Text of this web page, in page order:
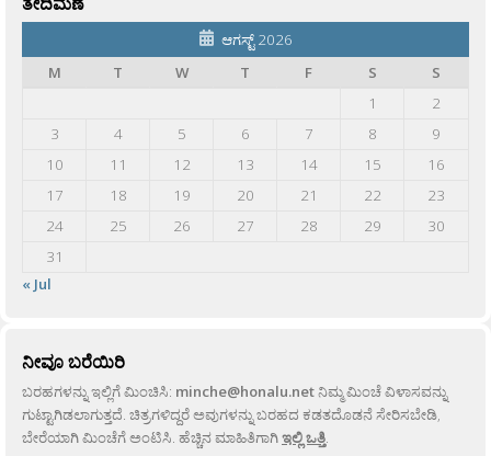
ಆಗಸ್ಟ್ 2026
M
T W T F S
S
1
2
3
4 5 6 7 8
9
10
11 12 13 14 15
16
17
18 19 20 21 22
23
24
25 26 27 28 29
30
31
« Jul
ನೀವೂ ಬರೆಯಿರಿ
ಬರಹಗಳನ್ನು ಇಲ್ಲಿಗೆ ಮಿಂಚಿಸಿ: minche@honalu.netನಿಮ್ಮ ಮಿಂಚೆ ವಿಳಾಸವನ್ನು
ಗುಟ್ಟಾಗಿಡಲಾಗುತ್ತದೆ. ಚಿತ್ರಗಳಿದ್ದರೆ ಅವುಗಳನ್ನು ಬರಹದ ಕಡತದೊಡನೆ ಸೇರಿಸಬೇಡಿ,
ಬೇರೆಯಾಗಿ ಮಿಂಚೆಗೆ ಅಂಟಿಸಿ. ಹೆಚ್ಚಿನ ಮಾಹಿತಿಗಾಗಿಇಲ್ಲಿ ಒತ್ತಿ.